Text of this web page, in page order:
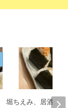
堀ちえみ、居酒屋